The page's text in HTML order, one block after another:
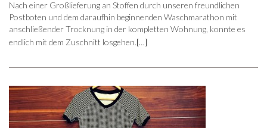
Nach einer Großlieferung an Stoffen durch unseren freundlichen
Postboten und dem daraufhin beginnenden Waschmarathon mit
anschließender Trocknung in der kompletten Wohnung, konnte es
endlich mit dem Zuschnitt losgehen.[…]